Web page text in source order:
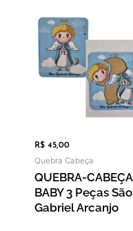
R$ 45,00
Quebra Cabeça
QUEBRA-CABEÇA
BABY 3 Peças São
Gabriel Arcanjo